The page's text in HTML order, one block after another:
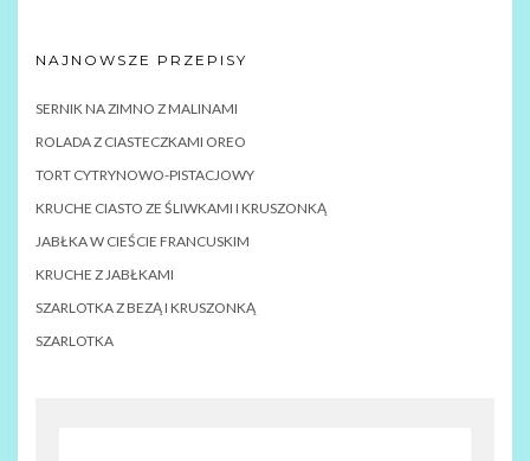
NAJNOWSZE PRZEPISY
SERNIK NA ZIMNO Z MALINAMI
ROLADA Z CIASTECZKAMI OREO
TORT CYTRYNOWO-PISTACJOWY
KRUCHE CIASTO ZE ŚLIWKAMI I KRUSZONKĄ
JABŁKA W CIEŚCIE FRANCUSKIM
KRUCHE Z JABŁKAMI
SZARLOTKA Z BEZĄ I KRUSZONKĄ
SZARLOTKA